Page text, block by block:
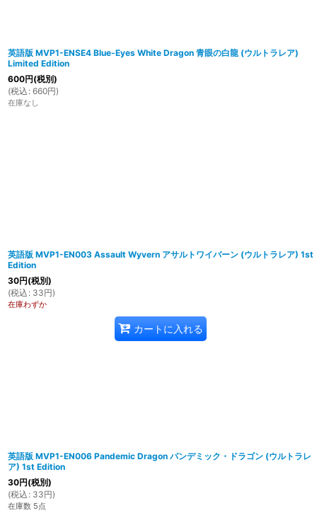
英語版 MVP1-ENSE4 Blue-Eyes White Dragon 青眼の白龍 (ウルトラレア)
Limited Edition
600円(税別)
(税込 : 660円)
在庫なし
英語版 MVP1-EN003 Assault Wyvern アサルトワイバーン (ウルトラレア) 1st
Edition
30円(税別)
(税込 : 33円)
在庫わずか
カートに入れる
英語版 MVP1-EN006 Pandemic Dragon パンデミック・ドラゴン (ウルトラレ
ア) 1st Edition
30円(税別)
(税込 : 33円)
在庫数 5点